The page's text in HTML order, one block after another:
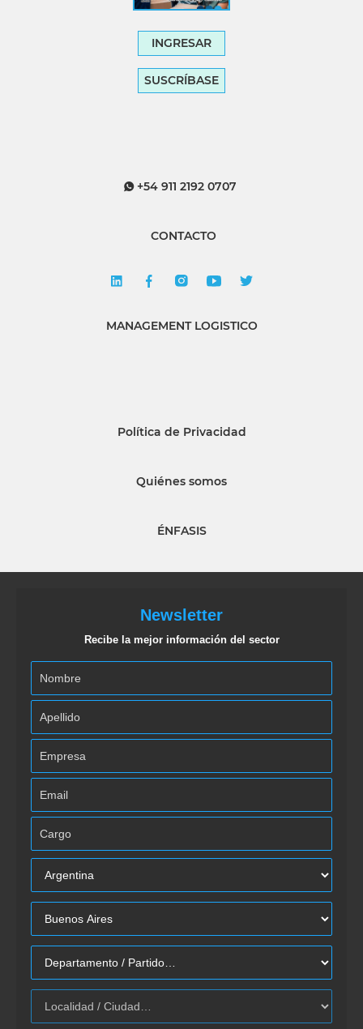
INGRESAR
SUSCRÍBASE
+54 911 2192 0707
CONTACTO
MANAGEMENT LOGISTICO
Política de Privacidad
Quiénes somos
ÉNFASIS
Newsletter
Recibe la mejor información del sector